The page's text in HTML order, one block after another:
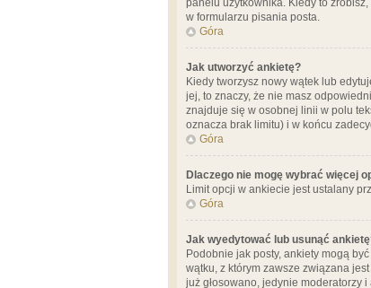
panelu użytkownika. Kiedy to
w formularzu pisania posta.
Góra
Jak utworzyć ankietę?
Kiedy tworzysz nowy wątek lub
jej, to znaczy, że nie masz
znajduje się w osobnej linii w polu
oznacza brak limitu) i w końcu
Góra
Dlaczego nie mogę wybrać więcej
Limit opcji w ankiecie jest ustalany
Góra
Jak wyedytować lub usunąć
Podobnie jak posty, ankiety mogą
wątku, z którym zawsze związana
już głosowano, jedynie moderatorzy